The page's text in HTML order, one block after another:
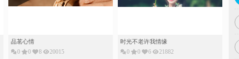
品茗心情
0
0 8 20015
时光不老许我情缘
0
0 6 21882